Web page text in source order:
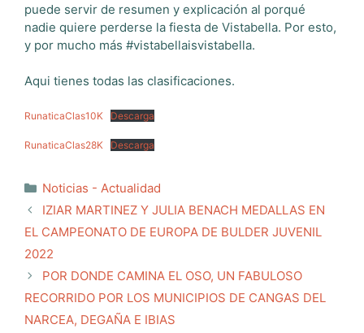
puede servir de resumen y explicación al porqué
nadie quiere perderse la fiesta de Vistabella. Por esto,
y por mucho más #vistabellaisvistabella.
Aqui tienes todas las clasificaciones.
RunaticaClas10K Descarga
RunaticaClas28K Descarga
Categorías
Noticias - Actualidad
IZIAR MARTINEZ Y JULIA BENACH MEDALLAS EN
EL CAMPEONATO DE EUROPA DE BULDER JUVENIL
2022
POR DONDE CAMINA EL OSO, UN FABULOSO
RECORRIDO POR LOS MUNICIPIOS DE CANGAS DEL
NARCEA, DEGAÑA E IBIAS